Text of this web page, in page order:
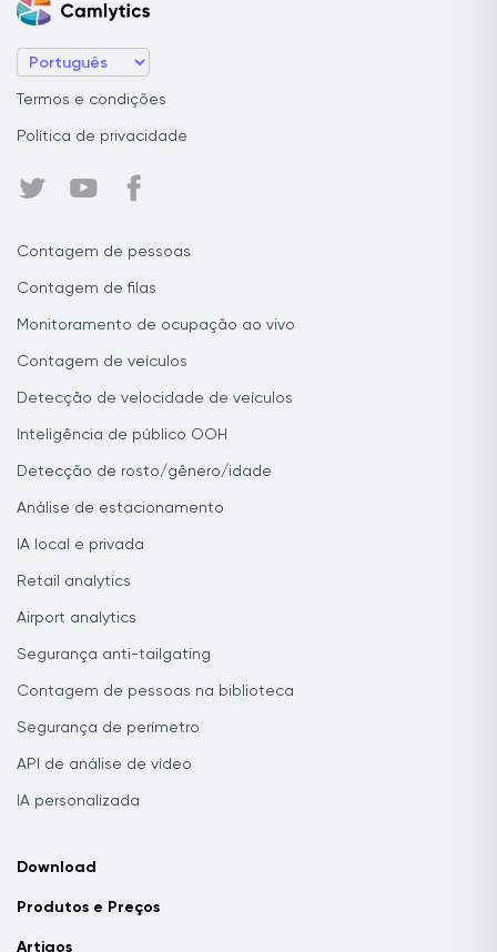
Termos e condições
Política de privacidade
Contagem de pessoas
Contagem de filas
Monitoramento de ocupação ao vivo
Contagem de veículos
Detecção de velocidade de veículos
Inteligência de público OOH
Detecção de rosto/gênero/idade
Análise de estacionamento
IA local e privada
Retail analytics
Airport analytics
Segurança anti-tailgating
Contagem de pessoas na biblioteca
Segurança de perímetro
API de análise de vídeo
IA personalizada
Download
Produtos e Preços
Artigos